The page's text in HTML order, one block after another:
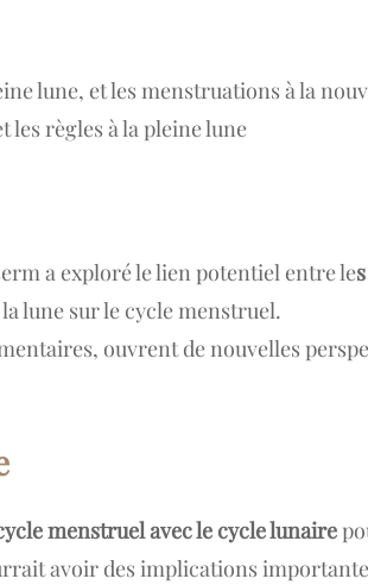
lune, et les menstruations à la
les règles à la pleine lune
a exploré le lien potentiel entre le
lune sur le cycle menstruel.
ouvrent de nouvelles
menstruel avec le cycle lunaire
avoir des implications